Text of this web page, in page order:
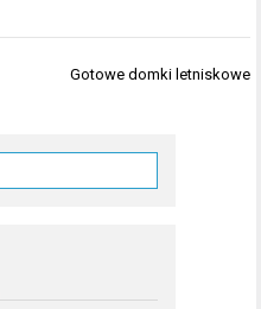
Gotowe domki letniskowe